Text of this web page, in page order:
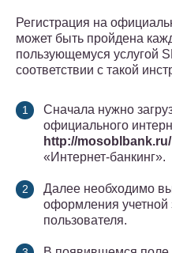
Регистрация на
может быть пройдена
пользующемуся услугой
соответствии с такой
Сначала нужно
официального
http://mosoblbank.ru/
«Интернет-банкинг».
Далее необходимо
оформления учетной
пользователя.